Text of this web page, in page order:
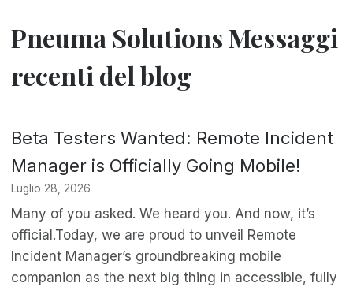
Pneuma Solutions Messaggi
recenti del blog
Beta Testers Wanted: Remote Incident
Manager is Officially Going Mobile!
Luglio 28, 2026
Many of you asked. We heard you. And now, it’s
official.Today, we are proud to unveil Remote
Incident Manager’s groundbreaking mobile
companion as the next big thing in accessible, fully